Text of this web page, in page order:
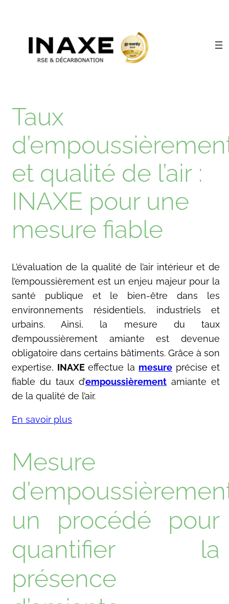
Taux
et qualité de l’air :
INAXE pour une
mesure fiable
L’évaluation de la qualité de l’air intérieur et de
l’empoussièrement est un enjeu majeur pour la
santé publique et le bien-être dans les
environnements résidentiels, industriels et
urbains. Ainsi, la mesure du taux
d’empoussièrement amiante est devenue
obligatoire dans certains bâtiments. Grâce à son
expertise, INAXE effectue la mesure précise et
fiable du taux d’empoussièrement amiante et
de la qualité de l’air.
En savoir plus
Mesure
un procédé pour
quantifier la
présence